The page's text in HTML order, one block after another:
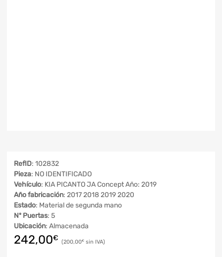
RefID: 102832
Pieza: NO IDENTIFICADO
Vehículo: KIA PICANTO JA Concept Año: 2019
Año fabricación: 2017 2018 2019 2020
Estado: Material de segunda mano
Nº Puertas: 5
Ubicación: Almacenada
242,00€ 200,00€